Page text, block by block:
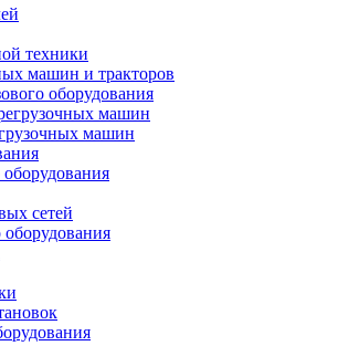
техники
машин и тракторов
оборудования
машин
машин
сетей
оборудования